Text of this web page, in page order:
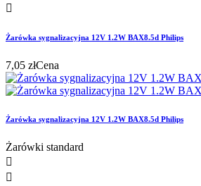

Żarówka sygnalizacyjna 12V 1.2W BAX8.5d Philips
7,05 złCena
Żarówka sygnalizacyjna 12V 1.2W BAX8.5d Philips
Żarówki standard

